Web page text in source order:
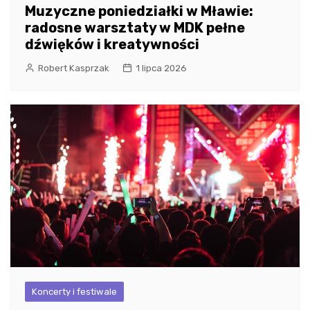
Muzyczne poniedziałki w Mławie:
radosne warsztaty w MDK pełne
dźwięków i kreatywności
Robert Kasprzak 1 lipca 2026
Koncerty i festiwale